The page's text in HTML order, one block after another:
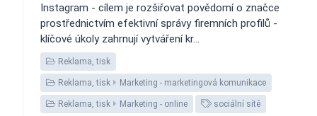
Instagram - cílem je rozšiřovat povědomí o značce
prostřednictvím efektivní správy firemních profilů -
klíčové úkoly zahrnují vytváření kr...
Reklama, tisk
Reklama, tisk Marketing - marketingová komunikace
Reklama, tisk Marketing - online sociální sítě